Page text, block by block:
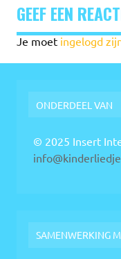
GEEF EEN
Je moet ingelogd
ONDERDEEL VAN
© 2025 Insert
SAMENWERKING